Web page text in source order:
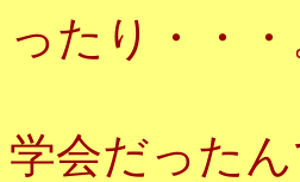
ったり・・
学会だったん